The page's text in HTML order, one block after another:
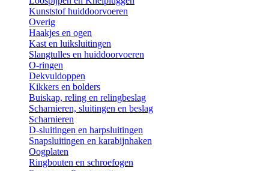
Kunststof huiddoorvoeren
Overig
Haakjes en ogen
Kast en luiksluitingen
Slangtulles en huiddoorvoeren
O-ringen
Dekvuldoppen
Kikkers en bolders
Buiskap, reling en relingbeslag
Scharnieren, sluitingen en beslag
Scharnieren
D-sluitingen en harpsluitingen
Snapsluitingen en karabijnhaken
Oogplaten
Ringbouten en schroefogen